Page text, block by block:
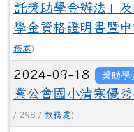
託獎助學金辦法」
學金資格證明書暨
務處)
2024-09-18 獎助學
業公會國小清寒優
/ 298 / 教務處)